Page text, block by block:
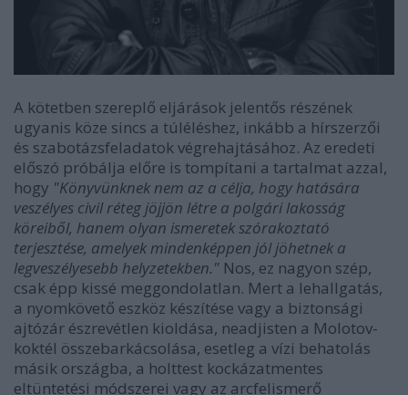
A kötetben szereplő eljárások jelentős részének
ugyanis köze sincs a túléléshez, inkább a hírszerzői
és szabotázsfeladatok végrehajtásához. Az eredeti
előszó próbálja előre is tompítani a tartalmat azzal,
hogy "Könyvünknek nem az a célja, hogy hatására
veszélyes civil réteg jöjjön létre a polgári lakosság
köreiből, hanem olyan ismeretek szórakoztató
terjesztése, amelyek mindenképpen jól jöhetnek a
legveszélyesebb helyzetekben." Nos, ez nagyon szép,
csak épp kissé meggondolatlan. Mert a lehallgatás,
a nyomkövető eszköz készítése vagy a biztonsági
ajtózár észrevétlen kioldása, neadjisten a Molotov-
koktél összebarkácsolása, esetleg a vízi behatolás
másik országba, a holttest kockázatmentes
eltüntetési módszerei vagy az arcfelismerő